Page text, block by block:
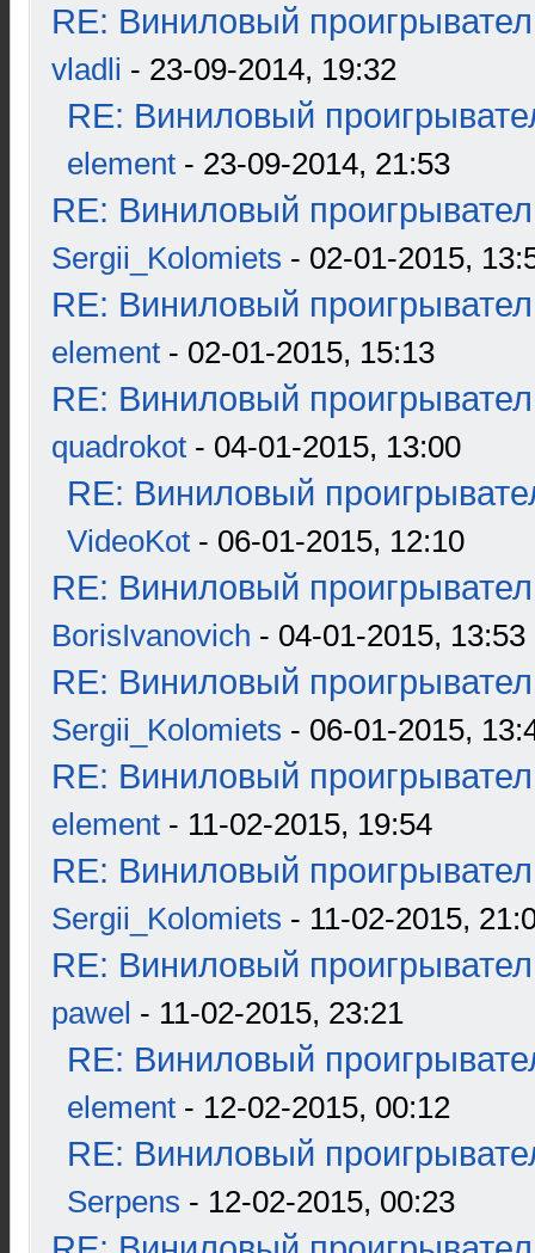
RE: Виниловый
vladli - 23-09-2014, 19:32
RE: Виниловый
element - 23-09-2014, 21:53
RE: Виниловый
Sergii_Kolomiets - 02-01-2015,
RE: Виниловый
element - 02-01-2015, 15:13
RE: Виниловый
quadrokot - 04-01-2015, 13:00
RE: Виниловый
VideoKot - 06-01-2015, 12:10
RE: Виниловый
BorisIvanovich - 04-01-2015, 13:53
RE: Виниловый
Sergii_Kolomiets - 06-01-2015,
RE: Виниловый
element - 11-02-2015, 19:54
RE: Виниловый
Sergii_Kolomiets - 11-02-2015,
RE: Виниловый
pawel - 11-02-2015, 23:21
RE: Виниловый
element - 12-02-2015, 00:12
RE: Виниловый
Serpens - 12-02-2015, 00:23